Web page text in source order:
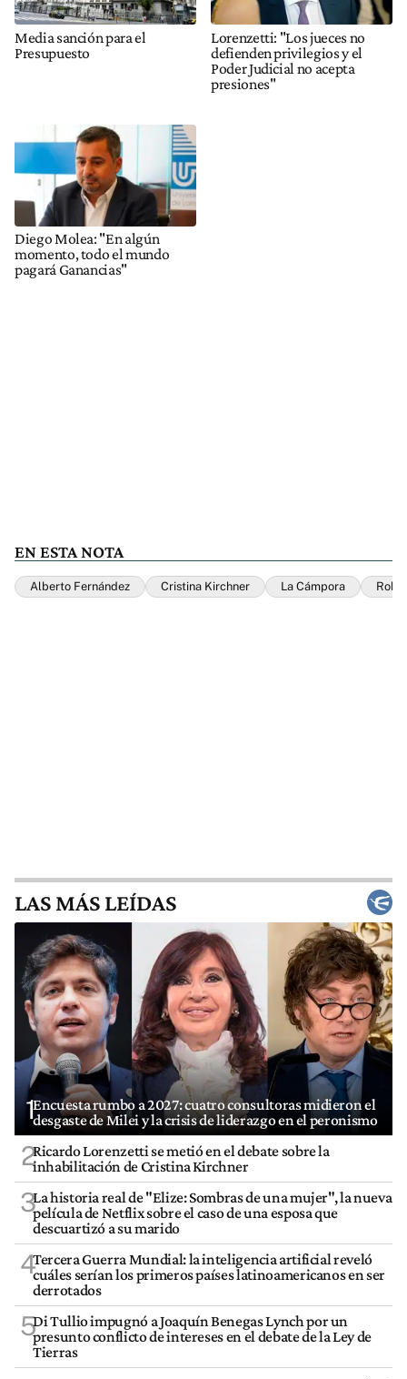
Media sanción para el
Presupuesto
Lorenzetti: "Los jueces no
defienden privilegios y el
Poder Judicial no acepta
presiones"
Diego Molea: "En algún
momento, todo el mundo
pagará Ganancias"
EN ESTA NOTA
Alberto Fernández Cristina Kirchner La Cámpora
LAS MÁS LEÍDAS
1Encuesta rumbo a 2027: cuatro consultoras midieron el
desgaste de Milei y la crisis de liderazgo en el peronismo
2Ricardo Lorenzetti se metió en el debate sobre la
inhabilitación de Cristina Kirchner
3La historia real de "Elize: Sombras de una mujer", la nueva
película de Netflix sobre el caso de una esposa que
descuartizó a su marido
4Tercera Guerra Mundial: la inteligencia artificial reveló
cuáles serían los primeros países latinoamericanos en ser
derrotados
5Di Tullio impugnó a Joaquín Benegas Lynch por un
presunto conflicto de intereses en el debate de la Ley de
Tierras